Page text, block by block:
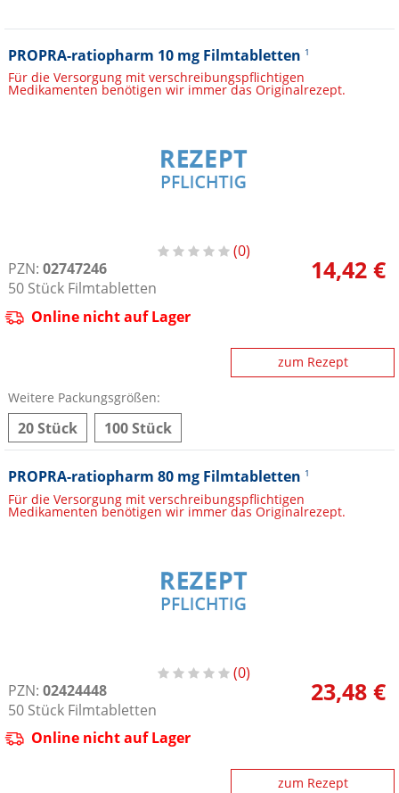
PROPRA-ratiopharm 10 mg Filmtabletten 1
Für die Versorgung mit verschreibungspflichtigen
Medikamenten benötigen wir immer das Originalrezept.
0
PZN: 02747246
50 Stück Filmtabletten
14,42 €
Online nicht auf Lager
zum Rezept
Weitere Packungsgrößen:
20 Stück 100 Stück
PROPRA-ratiopharm 80 mg Filmtabletten 1
Für die Versorgung mit verschreibungspflichtigen
Medikamenten benötigen wir immer das Originalrezept.
0
PZN: 02424448
50 Stück Filmtabletten
23,48 €
Online nicht auf Lager
zum Rezept